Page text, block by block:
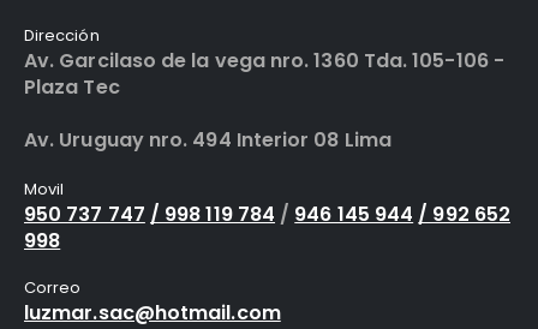
Dirección
Av. Garcilaso de la vega nro. 1360 Tda. 105-106 -
Plaza Tec
Av. Uruguay nro. 494 Interior 08 Lima
Movil
950 737 747 / 998 119 784 / 946 145 944 / 992 652
998
Correo
luzmar.sac@hotmail.com